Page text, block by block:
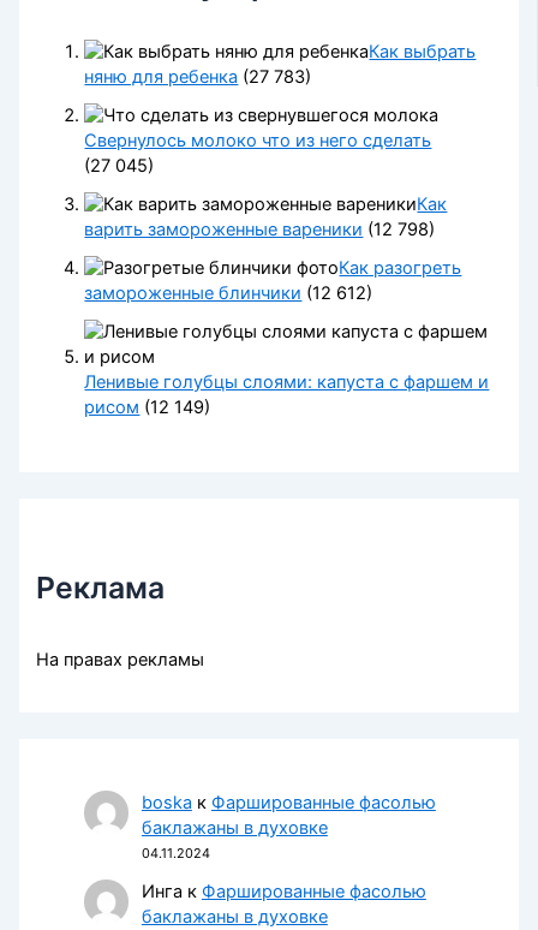
Как выбрать
няню для ребенка (27 783)
Свернулось молоко что из него сделать
(27 045)
Как
варить замороженные вареники (12 798)
Как разогреть
замороженные блинчики (12 612)
Ленивые голубцы слоями: капуста с фаршем и
рисом (12 149)
Реклама
На правах рекламы
boska к Фаршированные фасолью
баклажаны в духовке
04.11.2024
Инга к Фаршированные фасолью
баклажаны в духовке